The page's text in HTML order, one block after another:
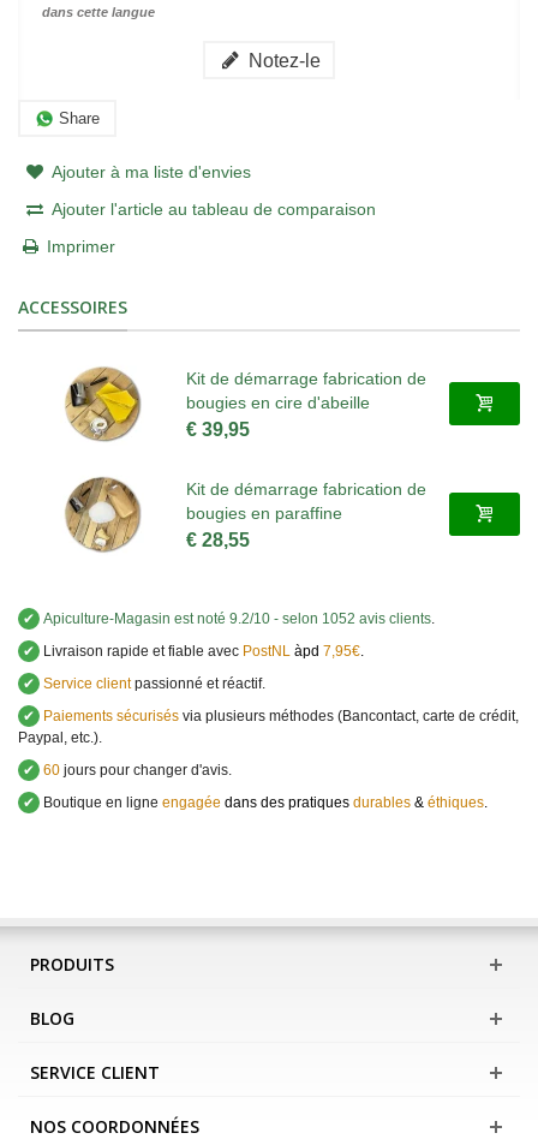
dans cette langue
Notez-le
Share
Ajouter à ma liste d'envies
Ajouter l'article au tableau de comparaison
Imprimer
ACCESSOIRES
Kit de démarrage fabrication de
bougies en cire d'abeille
€ 39,95
Kit de démarrage fabrication de
bougies en paraffine
€ 28,55
✔ Apiculture-Magasin est noté 9.2/10 - selon 1052 avis clients.
✔
Livraison rapide et fiable avec PostNL àpd 7,95€.
✔ Service clientpassionné et réactif.
✔
Paiements sécurisés via plusieurs méthodes (Bancontact, carte de crédit,
Paypal, etc.).
✔ 60 jours pour changer d'avis.
✔
Boutique en ligne engagée dans des pratiques durables & éthiques.
PRODUITS
BLOG
SERVICE CLIENT
NOS COORDONNÉES